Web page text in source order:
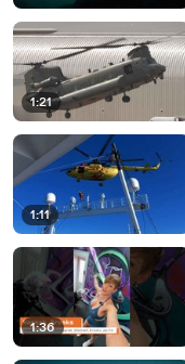
1:21
1:11
1:36